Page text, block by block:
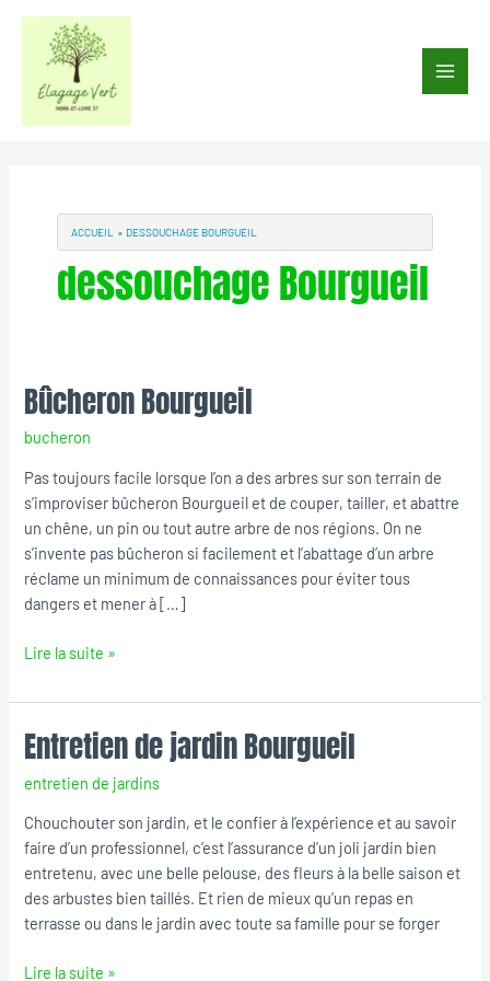
Aller
contenu
Main
ACCUEIL DESSOUCHAGE BOURGUEIL
dessouchage Bourgueil
Bûcheron Bourgueil
bucheron
Pas toujours facile lorsque l’on a des arbres sur son terrain de
s’improviser bûcheron Bourgueil et de couper, tailler, et abattre
un chêne, un pin ou tout autre arbre de nos régions. On ne
s’invente pas bûcheron si facilement et l’abattage d’un arbre
réclame un minimum de connaissances pour éviter tous
dangers et mener à […]
Bûcheron
Bourgueil
Lire la suite »
Entretien de jardin Bourgueil
entretien de jardins
Chouchouter son jardin, et le confier à l’expérience et au savoir
faire d’un professionnel, c’est l’assurance d’un joli jardin bien
entretenu, avec une belle pelouse, des fleurs à la belle saison et
des arbustes bien taillés. Et rien de mieux qu’un repas en
terrasse ou dans le jardin avec toute sa famille pour se forger
Entretien
de
jardin
Bourgueil
Lire la suite »